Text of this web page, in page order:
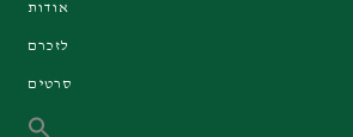
אודות
לזכרם
סרטים